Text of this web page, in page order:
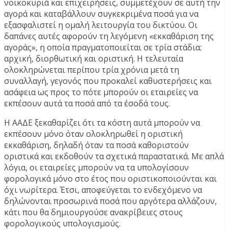
νοικοκυριά και επιχειρήσεις, συμμετέχουν σε αυτή την
αγορά και καταβάλλουν συγκεκριμένα ποσά για να
εξασφαλιστεί η ομαλή λειτουργία του δικτύου. Οι
δαπάνες αυτές αφορούν τη λεγόμενη «εκκαθάριση της
αγοράς», η οποία πραγματοποιείται σε τρία στάδια:
αρχική, διορθωτική και οριστική. Η τελευταία
ολοκληρώνεται περίπου τρία χρόνια μετά τη
συναλλαγή, γεγονός που προκαλεί καθυστερήσεις και
ασάφεια ως προς το πότε μπορούν οι εταιρείες να
εκπέσουν αυτά τα ποσά από τα έσοδά τους.
Η ΑΑΔΕ ξεκαθαρίζει ότι τα κόστη αυτά μπορούν να
εκπέσουν μόνο όταν ολοκληρωθεί η οριστική
εκκαθάριση, δηλαδή όταν τα ποσά καθοριστούν
οριστικά και εκδοθούν τα σχετικά παραστατικά. Με απλά
λόγια, οι εταιρείες μπορούν να τα υπολογίσουν
φορολογικά μόνο στο έτος που οριστικοποιούνται και
όχι νωρίτερα. Έτσι, αποφεύγεται το ενδεχόμενο να
δηλώνονται προσωρινά ποσά που αργότερα αλλάζουν,
κάτι που θα δημιουργούσε ανακρίβειες στους
φορολογικούς υπολογισμούς.